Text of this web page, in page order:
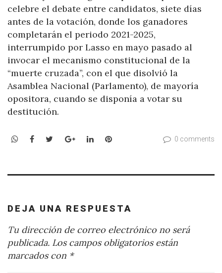
celebre el debate entre candidatos, siete días
antes de la votación, donde los ganadores
completarán el periodo 2021-2025,
interrumpido por Lasso en mayo pasado al
invocar el mecanismo constitucional de la
“muerte cruzada”, con el que disolvió la
Asamblea Nacional (Parlamento), de mayoría
opositora, cuando se disponía a votar su
destitución.
WhatsApp
Facebook
TwitterGoogle+LinkedInPinterest 0 comments
DEJA UNA RESPUESTA
Tu dirección de correo electrónico no será
publicada. Los campos obligatorios están
marcados con *